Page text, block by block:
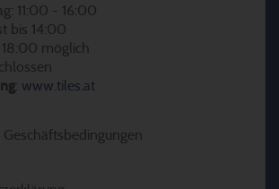
11:00 - 16:00
bis 14:00
möglich
: www.tiles.at